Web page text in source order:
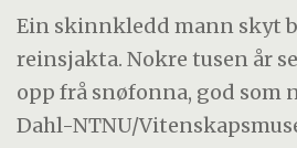
Ein skinnkledd mann skyt
reinsjakta. Nokre tusen år
opp frå snøfonna, god som
Dahl-NTNU/